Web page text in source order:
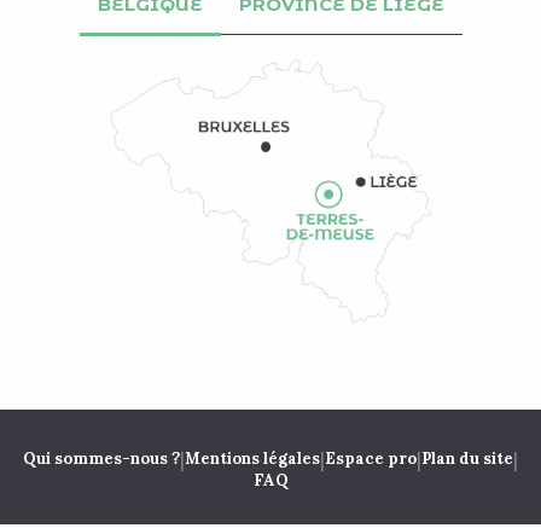
Qui sommes-nous ?|Mentions légales|Espace pro|Plan du site|
FAQ